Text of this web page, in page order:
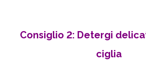
Consiglio 2: Detergi
ciglia